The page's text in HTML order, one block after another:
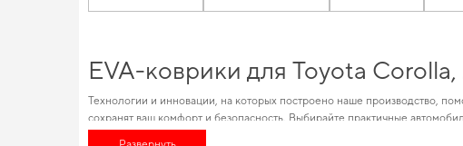
EVA-коврики для Toyota
Технологии и инновации, на которых построено наше производство,
сохранят ваш комфорт и безопасность. Выбирайте практичные